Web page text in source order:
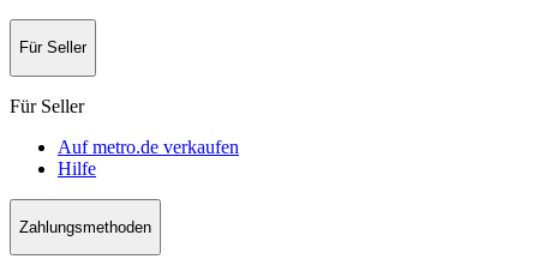
Für Seller
Für Seller
Auf metro.de verkaufen
Hilfe
Zahlungsmethoden